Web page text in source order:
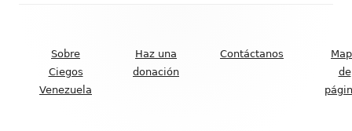
Footer
Sobre
Ciegos
Venezuela
Haz una
donación
Contáctanos
de